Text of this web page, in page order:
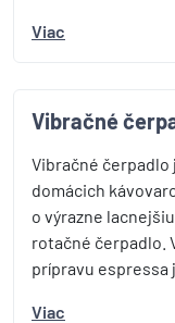
Viac
Vibračné
Vibračné čerpadlo
domácich
o výrazne
rotačné čerpadlo.
prípravu espressa
Viac